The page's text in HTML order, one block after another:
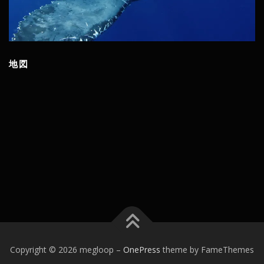
地図
Copyright © 2026 megloop – OnePress theme by FameThemes